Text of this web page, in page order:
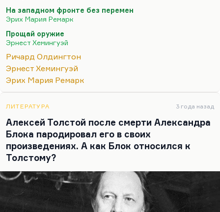
потерянным, а для России эта война привела к
революции, вырастила поколение
революционных борцов, блестящих людей. И
говорить здесь о каком-то потерянном времени, в
которое страна так бездарно ухнула на четыре
года? Нет, этого не было.
Но проблема ещё в одном. Понимаете, у меня
Ремарке, где я пытался объяснить…
На западном фронте без перемен
Эрих Мария Ремарк
Прощай оружие
Эрнест Хемингуэй
Ричард Олдингтон
Эрнест Хемингуэй
Эрих Мария Ремарк
ЛИТЕРАТУРА 3 года назад
Алексей Толстой после смерти Александра
Блока пародировал его в своих
произведениях. А как Блок относился к
Толстому?